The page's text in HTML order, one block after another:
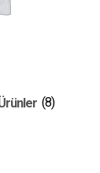
(8)